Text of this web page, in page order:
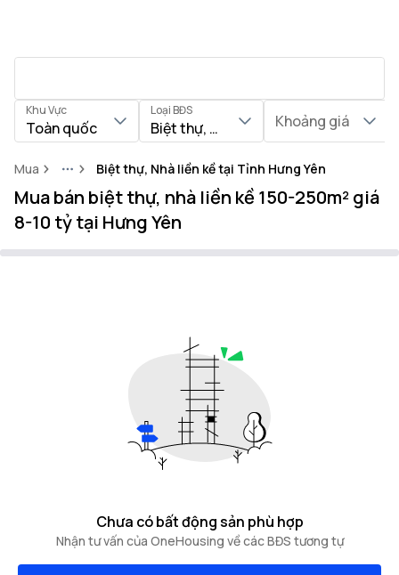
Khu Vực
Toàn quốc
Loại BĐS
Biệt thự, Nhà liền kềKhoảng giá
Mua MoreBiệt thự, Nhà liền kề tại Tỉnh Hưng Yên
Mua bán biệt thự, nhà liền kề 150-250m² giá
8-10 tỷ tại Hưng Yên
Chưa có bất động sản phù hợp
Nhận tư vấn của OneHousing về các BĐS tương tự